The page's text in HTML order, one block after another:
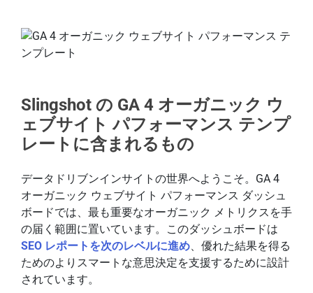
Slingshot の GA 4 オーガニック ウ
ェブサイト パフォーマンス テンプ
レートに含まれるもの
データドリブンインサイトの世界へようこそ。GA 4
オーガニック ウェブサイト パフォーマンス ダッシュ
ボードでは、最も重要なオーガニック メトリクスを手
の届く範囲に置いています。このダッシュボードは
SEO レポートを次のレベルに進め、優れた結果を得る
ためのよりスマートな意思決定を支援するために設計
されています。